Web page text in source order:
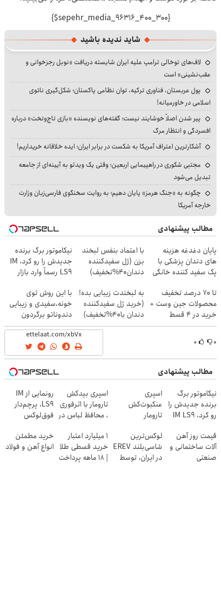
{$sepehr_media_96316_400_300}
شاید ندیده باشید
لاف‌های توخالی ترامپ علیه ایران شایسته دریافت «نوبل رجزخوانی و
عقب‌نشینی» است
پول عربستان، فناوری ترکیه، توان نظامی پاکستان؛ شکل‌گیری ناتوی
اسلامی در خاورمیانه!
پیر شدن اصلاً خوشایند نیست؛ گفته‌های نویسنده «بازی تاج‌وتخت» درباره
افسردگی و انتظار مرگ
آشکارترین اعتراف آمریکا به شکست در برابر ایران؛ ایده خلاقانه خریداریم!
مجتبی شکوری در راهپیمایی اربعین؛ وقتی یک ویدئو به آیینه‌ای از جامعه
تبدیل می‌شود
چگونه به «جنگ هرمز» پایان دهیم؛ به روایت سخنگوی فارسی‌زبان وزارت
خارجه آمریکا
مطالب پیشنهادی
پایان دغدغه هزینه
های دندان پزشکی با
پک سفید کننده خانگی
با اعتماد بنفس لبخند
بزن (ژل سفیدکننده
دندان40%تخفیف)
نیکاموتور برگ برنده
جدیدش را رو کرد، IM
LS9 رسماً وارد بازار
تا 70 درصد تخفیف
محصولات جین وست +
خرید در 4 قسط
به لبخندت زیبایی بده!
(خرید ژل سفیدکننده
دندان با40%تخفیف)
با این روش توی
خونه،سفیدی و زیبایی
دندوناتو برگردون
(40%off)
۰ ۰
مطالب پیشنهادی
نیکاموتور برگ
برنده جدیدش را
رو کرد، IM LS9
ایران شد
اسپری
عنکبوت‌‌کش
تارومار
عنکبوت
اسپری بیدکش
تارومار با اثرفوری
، محافظ لباس در
رونمایی از IM
LS9، پرچم‌دار
فوق‌لوکس
ایران شد
قیمت روز آهن
آلات ساختمانی و
صنعتی
لوکس‌ترین
شاسی‌بلند EREV
در ایران، توسط
۱ میلیارد اعتبار
خرید قسطی طلا
| ۱۸ ماهه پرداخت
خرید مطمئن
انواع آهن و فولاد